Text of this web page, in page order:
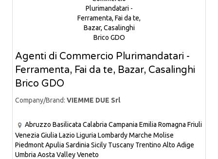
Agenti di Commercio Plurimandatari -
Ferramenta, Fai da te, Bazar, Casalinghi
Brico GDO
Company/Brand: VIEMME DUE Srl
Abruzzo Basilicata Calabria Campania Emilia Romagna Friuli
Venezia Giulia Lazio Liguria LombardyMarche Molise
PiedmontApulia Sardinia Sicily Tuscany Trentino Alto Adige
Umbria Aosta ValleyVeneto